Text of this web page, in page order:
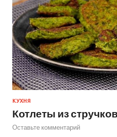
КУХНЯ
Котлеты из
Оставьте комментарий